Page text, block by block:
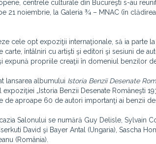
centrele culturale din Bucureşti s-au
21 noiembrie, la Galeria ¾ – MNAC (în
cele opt expoziţii internaţionale, să ia parte
întâlniri cu artişti şi editori şi sesiuni de
propriile creaţii în domeniul benzilor
lansarea albumului Istoria Benzii Desenate
„Istoria Benzii Desenate Româneşti
aproape 60 de autori importanţi ai benzii
Salonului se numără Guy Delisle, Sylvain
David şi Bayer Antal (Ungaria), Sascha
(România).